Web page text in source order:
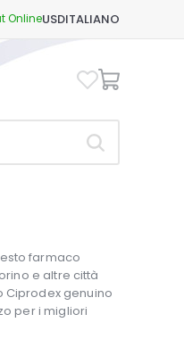
USDITALIANO
farmaco
e altre città
Ciprodex genuino
per i migliori